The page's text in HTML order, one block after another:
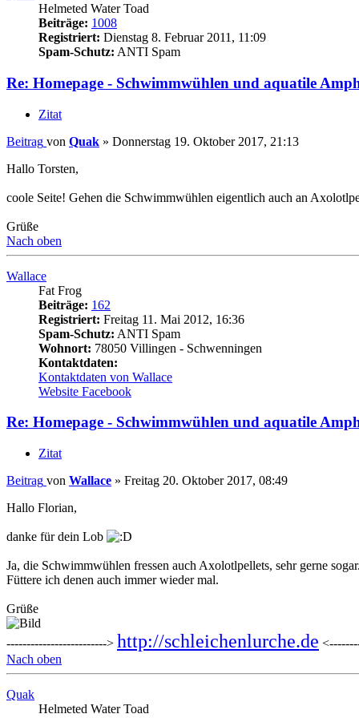
Helmeted Water Toad
Beiträge: 1008
Registriert: Dienstag 8. Februar 2011, 11:09
Spam-Schutz: ANTI Spam
Re: Homepage - Schwimmwühlen und aquatile
Zitat
Beitrag von Quak » Donnerstag 19. Oktober 2017, 21:13
Hallo Torsten,
coole Seite! Gehen die Schwimmwühlen eigentlich auch an
Grüße
Nach oben
Wallace
Fat Frog
Beiträge: 162
Registriert: Freitag 11. Mai 2012, 16:36
Spam-Schutz: ANTI Spam
Wohnort: 78050 Villingen - Schwenningen
Kontaktdaten:
Kontaktdaten von Wallace
Website Facebook
Re: Homepage - Schwimmwühlen und aquatile
Zitat
Beitrag von Wallace » Freitag 20. Oktober 2017, 08:49
Hallo Florian,
danke für dein Lob
Ja, die Schwimmwühlen fressen auch Axolotlpellets, sehr gerne sogar.
Füttere ich denen auch immer wieder mal.
Grüße
-------------------------> http://schleichenlurche.de
Nach oben
Quak
Helmeted Water Toad